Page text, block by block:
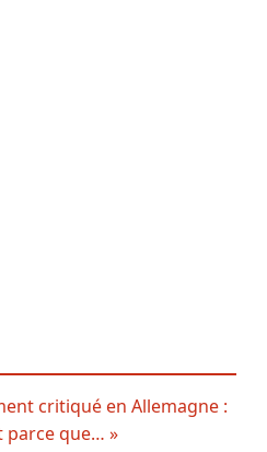
critiqué en Allemagne :
parce que… »